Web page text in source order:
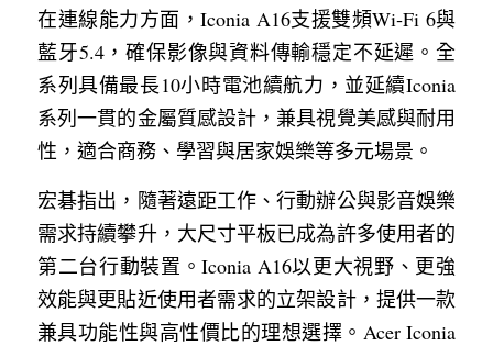
在連線能力方面，Iconia A16支援雙頻Wi‑Fi 6與
藍牙5.4，確保影像與資料傳輸穩定不延遲。全
系列具備最長10小時電池續航力，並延續Iconia
系列一貫的金屬質感設計，兼具視覺美感與耐用
性，適合商務、學習與居家娛樂等多元場景。
宏碁指出，隨著遠距工作、行動辦公與影音娛樂
需求持續攀升，大尺寸平板已成為許多使用者的
第二台行動裝置。Iconia A16以更大視野、更強
效能與更貼近使用者需求的立架設計，提供一款
兼具功能性與高性價比的理想選擇。Acer Iconia